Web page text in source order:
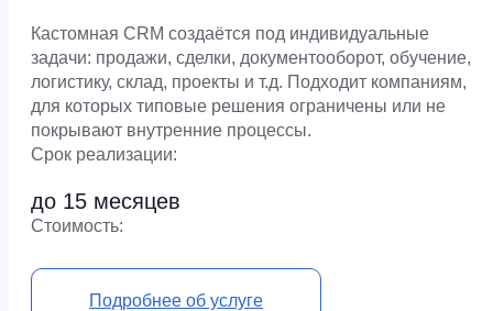
Кастомная CRM создаётся под индивидуальные
задачи: продажи, сделки, документооборот, обучение,
логистику, склад, проекты и т.д. Подходит компаниям,
для которых типовые решения ограничены или не
покрывают внутренние процессы.
Срок реализации:
до 15 месяцев
Cтоимость:
от 3 800 000 ₽
Подробнее об услуге